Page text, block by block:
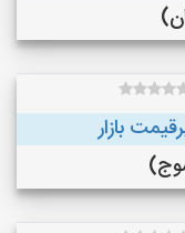
بازار